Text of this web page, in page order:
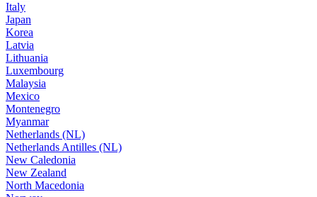
Italy
Japan
Korea
Latvia
Lithuania
Luxembourg
Malaysia
Mexico
Montenegro
Myanmar
Netherlands (NL)
Netherlands Antilles (NL)
New Caledonia
New Zealand
North Macedonia